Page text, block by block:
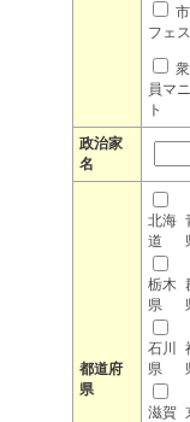
フェ
員マ
ト
政治家
名
都道府
県
北海
道
栃木
県
石川
県
滋賀